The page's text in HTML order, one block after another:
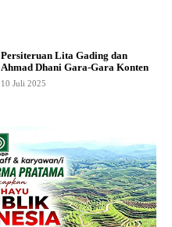
Persiteruan Lita Gading dan
Ahmad Dhani Gara-Gara Konten
10 Juli 2025